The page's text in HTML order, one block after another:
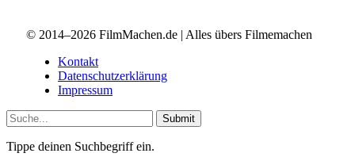
© 2014–2026 FilmMachen.de | Alles übers Filmemachen
Kontakt
Datenschutzerklärung
Impressum
Submit
Tippe deinen Suchbegriff ein.